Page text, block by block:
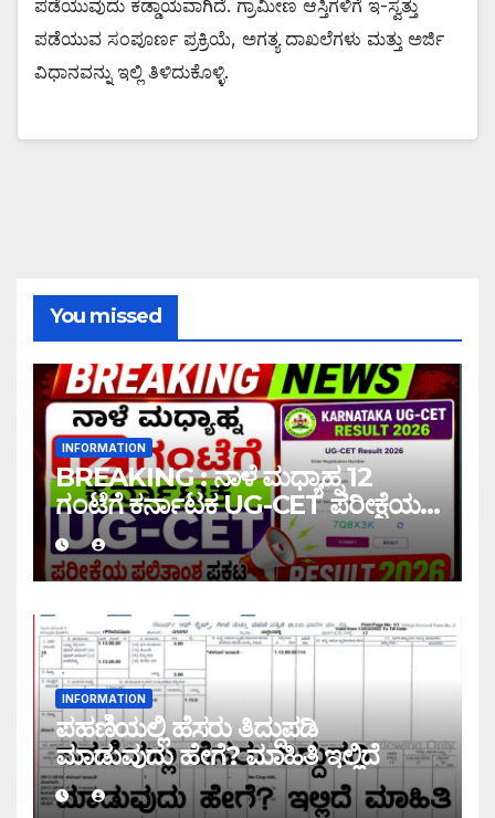
ಪಡೆಯುವುದು ಕಡ್ಡಾಯವಾಗಿದೆ. ಗ್ರಾಮೀಣ ಆಸ್ತಿಗಳಿಗೆ ಇ-ಸ್ವತ್ತು
ಪಡೆಯುವ ಸಂಪೂರ್ಣ ಪ್ರಕ್ರಿಯೆ, ಅಗತ್ಯ ದಾಖಲೆಗಳು ಮತ್ತು ಅರ್ಜಿ
ವಿಧಾನವನ್ನು ಇಲ್ಲಿ ತಿಳಿದುಕೊಳ್ಳಿ.
You missed
INFORMATION
BREAKING : ನಾಳೆ ಮಧ್ಯಾಹ್ನ 12
ಗಂಟೆಗೆ ಕರ್ನಾಟಕ UG-CET ಪರೀಕ್ಷೆಯ
ಫಲಿತಾಂಶ ಪ್ರಕಟ |UG-CET Result
2026
INFORMATION
ಪಹಣಿಯಲ್ಲಿ ಹೆಸರು ತಿದ್ದುಪಡಿ
ಮಾಡುವುದು ಹೇಗೆ? ಮಾಹಿತಿ ಇಲ್ಲಿದೆ